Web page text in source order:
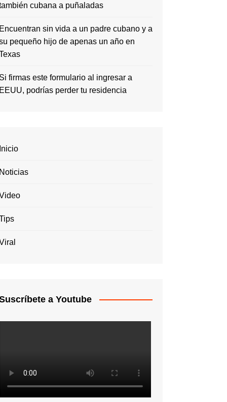
cubana a puñaladas
Encuentran sin vida a un padre cubano y a
pequeño hijo de apenas un año en
Si firmas este formulario al ingresar a
EEUU, podrías perder tu residencia
Inicio
Noticias
a Youtube